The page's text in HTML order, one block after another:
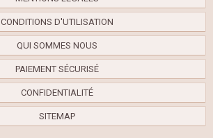
CONDITIONS D'UTILISATION
QUI SOMMES NOUS
PAIEMENT SÉCURISÉ
CONFIDENTIALITÉ
SITEMAP